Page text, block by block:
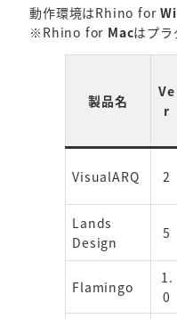
動作環境はRhino for
※Rhino for Macはプラ
製品名
Ve
r
VisualARQ 2
Lands
Design
5
Flamingo
1.
0